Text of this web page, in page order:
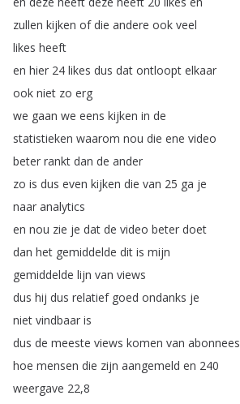
zullen kijken of die andere ook veel
likes heeft
en hier 24 likes dus dat ontloopt elkaar
ook niet zo erg
we gaan we eens kijken in de
statistieken waarom nou die ene video
beter rankt dan de ander
zo is dus even kijken die van 25 ga je
naar analytics
en nou zie je dat de video beter doet
dan het gemiddelde dit is mijn
gemiddelde lijn van views
dus hij dus relatief goed ondanks je
niet vindbaar is
dus de meeste views komen van abonnees
hoe mensen die zijn aangemeld en 240
weergave 22,8